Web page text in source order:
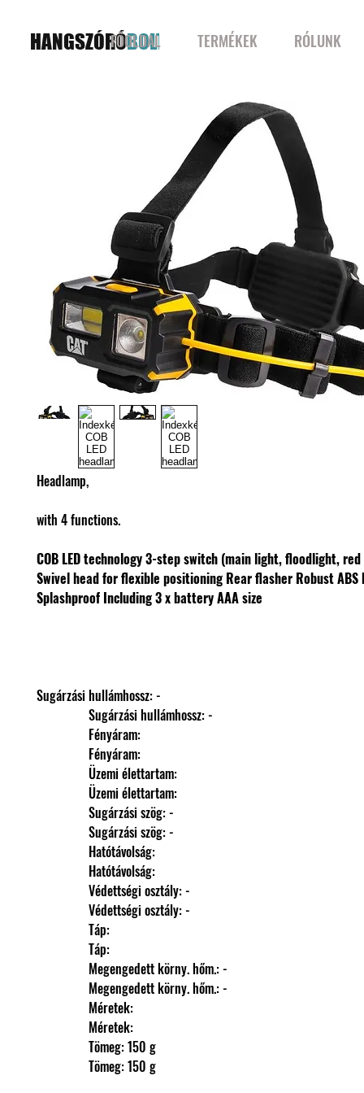
HANGSZÓRÓBOLT
FŐOLDAL TERMÉKEK RÓLUNK
Headlamp,
with 4 functions.
COB LED technology3-step switch (main light, floodlight,
Swivel head for flexible positioning Rear flasher Robust ABS
Splashproof Including 3 x battery AAA size
Sugárzási hullámhossz: -
                Sugárzási hullámhossz: -
                Fényáram:
                Fényáram:
                Üzemi élettartam:
                Üzemi élettartam:
                Sugárzási szög: -
                Sugárzási szög: -
                Hatótávolság:
                Hatótávolság:
                Védettségi osztály: -
                Védettségi osztály: -
                Táp:
                Táp:
                Megengedett körny. hőm.: -
                Megengedett körny. hőm.: -
                Méretek:
                Méretek:
                Tömeg: 150 g
                Tömeg: 150 g